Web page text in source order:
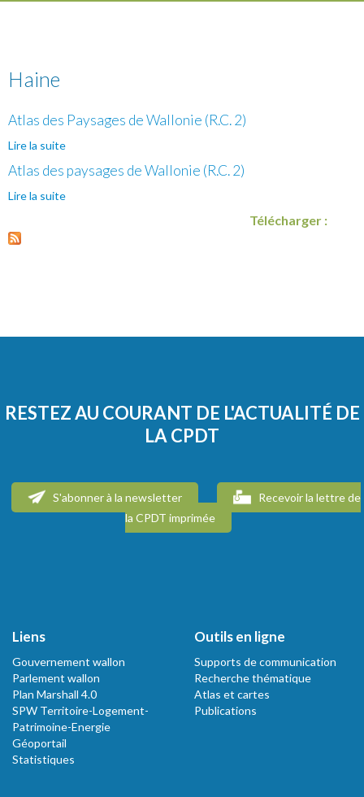
Haine
Atlas des Paysages de Wallonie (R.C. 2)
Lire la suite
Atlas des paysages de Wallonie (R.C. 2)
Lire la suite
Télécharger :
RESTEZ AU COURANT DE L'ACTUALITÉ DE
LA CPDT
S'abonner à la newsletter
Recevoir la lettre de
la CPDT imprimée
Liens
Gouvernement wallon
Parlement wallon
Plan Marshall 4.0
SPW Territoire-Logement-
Patrimoine-Energie
Géoportail
Statistiques
Outils en ligne
Supports de communication
Recherche thématique
Atlas et cartes
Publications